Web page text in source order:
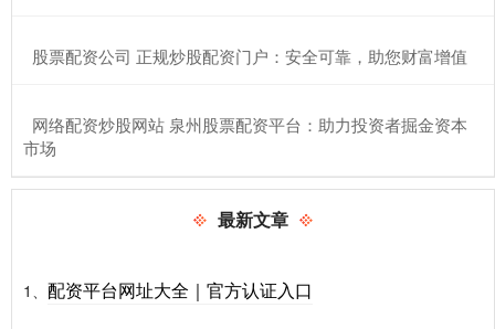
​股票配资公司 正规炒股配资门户：安全可靠，助您财富增值
​网络配资炒股网站 泉州股票配资平台：助力投资者掘金资本
市场
最新文章
1、 配资平台网址大全｜官方认证入口